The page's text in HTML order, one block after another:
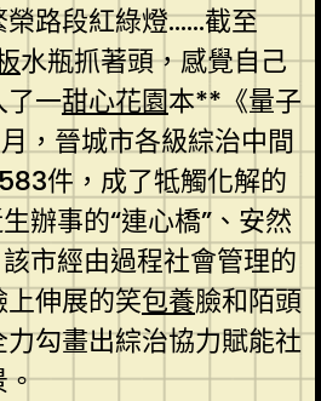
路段紅綠燈……截至
水瓶抓著頭，感覺自己
了一甜心花園本**《量子
，晉城市各級綜治中間
件，成了牴觸化解的
辦事的“連心橋”、安然
市經由過程社會管理的
伸展的笑包養臉和陌頭
勾畫出綜治協力賦能社
。